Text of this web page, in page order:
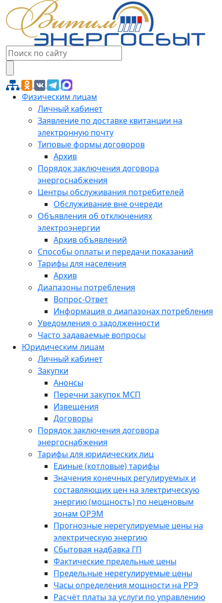
Физическим лицам
Личный кабинет
Заявление по доставке квитанции на
электронную почту
Типовые формы договоров
Архив
Порядок заключения договора
энергоснабжения
Центры обслуживания потребителей
Обслуживание вне очереди
Объявления об отключениях
электроэнергии
Архив объявлений
Способы оплаты и передачи показаний
Тарифы для населения
Архив
Диапазоны потребления
Вопрос-Ответ
Информация о диапазонах потребления
Уведомления о задолженности
Часто задаваемые вопросы
Юридическим лицам
Личный кабинет
Закупки
Анонсы
Перечни закупок МСП
Извещения
Договоры
Порядок заключения договора
энергоснабжения
Тарифы для юридических лиц
Единые (котловые) тарифы
Значения конечных регулируемых и
составляющих цен на электрическую
энергию (мощность) по неценовым
зонам ОРЭМ
Прогнозные нерегулируемые цены на
электрическую энергию
Сбытовая надбавка ГП
Фактические предельные цены
Предельные нерегулируемые цены
Часы определения мощности на РРЭ
Расчёт платы за услуги по управлению